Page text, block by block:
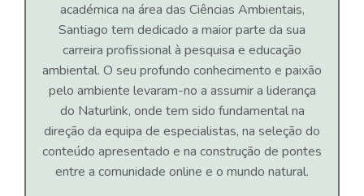
académica na área das Ciências Ambientais,
Santiago tem dedicado a maior parte da sua
carreira profissional à pesquisa e educação
ambiental. O seu profundo conhecimento e paixão
pelo ambiente levaram-no a assumir a liderança
do Naturlink, onde tem sido fundamental na
direção da equipa de especialistas, na seleção do
conteúdo apresentado e na construção de pontes
entre a comunidade online e o mundo natural.